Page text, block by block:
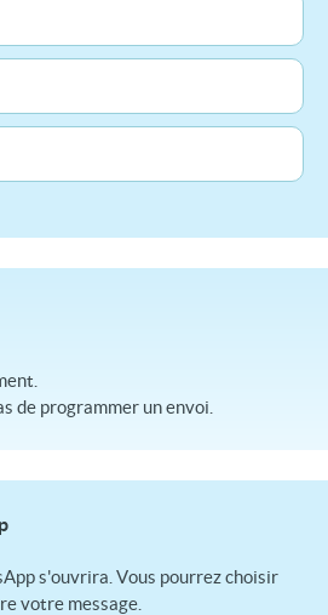
de programmer un envoi.
s'ouvrira. Vous pourrez choisir
votre message.